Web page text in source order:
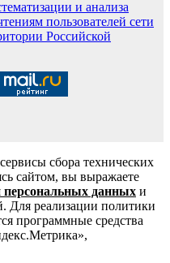
и анализа
пользователей сети
Российской
сбора технических
сайтом, вы выражаете
персональных данных и
Для реализации политики
программные средства